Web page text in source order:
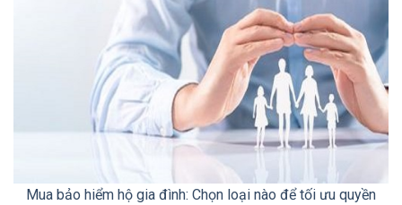
Mua bảo hiểm hộ gia đình: Chọn loại nào để tối ưu quyền